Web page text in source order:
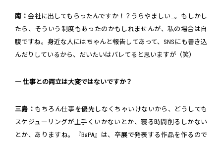
南：会社に出してもらったんですか！？うらやましい…。もしかし
たら、そういう制度もあったのかもしれませんが、私の場合は自
腹ですね。身近な人にはちゃんと報告してあって、SNSにも書き込
んだりしているから、だいたいはバレてると思いますが（笑）
― 仕事との両立は大変ではないですか？
三島： もちろん仕事を優先しなくちゃいけないから、どうしても
スケジューリングが上手くいかないとか、寝る時間削るしかない
とか、ありますね。『BaPA』は、卒展で発表する作品を作るので